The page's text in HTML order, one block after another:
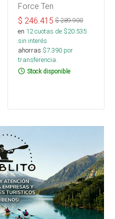
Force Ten
$ 246.415 $289.900
en 12cuotas de $20.535
sin interés
ahorras $7.390 por
transferencia.
Stock disponible